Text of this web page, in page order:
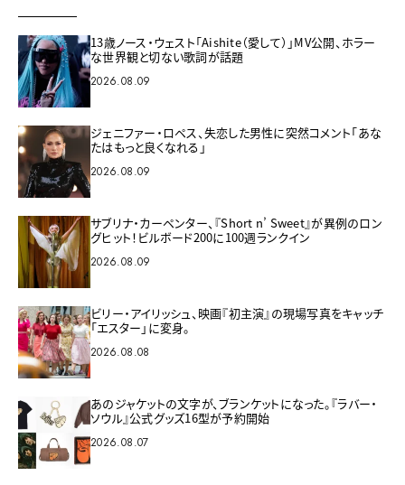
13歳ノース・ウェスト「Aishite（愛して）」MV公開、ホラー
な世界観と切ない歌詞が話題
2026.08.09
ジェニファー・ロペス、失恋した男性に突然コメント「あな
たはもっと良くなれる」
2026.08.09
サブリナ・カーペンター、『Short n’ Sweet』が異例のロン
グヒット！ビルボード200に100週ランクイン
2026.08.09
ビリー・アイリッシュ、映画『初主演』の現場写真をキャッチ
「エスター」に変身。
2026.08.08
あのジャケットの文字が、ブランケットになった。『ラバー・
ソウル』公式グッズ16型が予約開始
2026.08.07